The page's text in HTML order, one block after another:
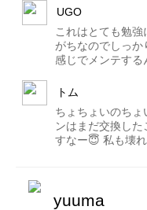
UGO
これはとても勉
がちなのでしっ
感じでメンテする
トム
ちょちょいのち
ンはまだ交換し
すなー😇 私も壊
yuuma